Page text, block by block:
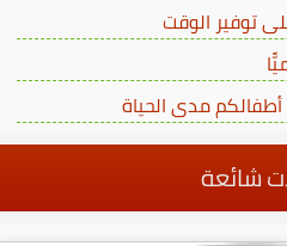
توفير الوقت
شائعة